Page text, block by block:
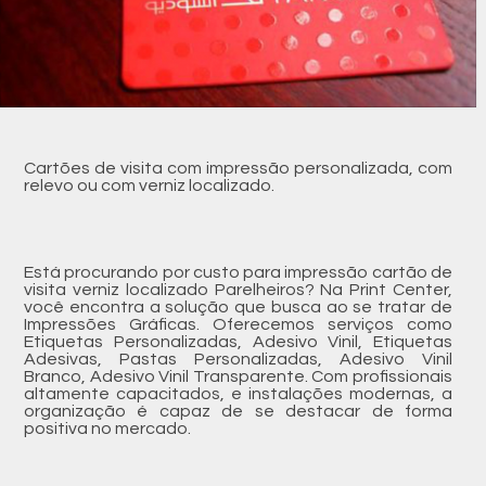
Cartões de visita com impressão personalizada, com
relevo ou com verniz localizado.
Está procurando por custo para impressão cartão de
visita verniz localizado Parelheiros? Na Print Center,
você encontra a solução que busca ao se tratar de
Impressões Gráficas. Oferecemos serviços como
Etiquetas Personalizadas, Adesivo Vinil, Etiquetas
Adesivas, Pastas Personalizadas, Adesivo Vinil
Branco, Adesivo Vinil Transparente. Com profissionais
altamente capacitados, e instalações modernas, a
organização é capaz de se destacar de forma
positiva no mercado.